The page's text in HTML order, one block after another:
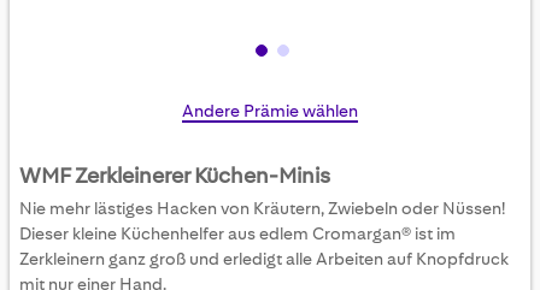
Skip
beginning
of
the
images
Andere Prämie wählen
WMF Zerkleinerer Küchen-Minis
Nie mehr lästiges Hacken von Kräutern, Zwiebeln oder Nüssen!
Dieser kleine Küchenhelfer aus edlem Cromargan® ist im
Zerkleinern ganz groß und erledigt alle Arbeiten auf Knopfdruck
mit nur einer Hand.